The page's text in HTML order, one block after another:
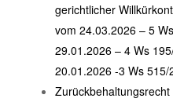
gerichtlicher
vom 24.03.2026 – 5
29.01.2026 – 4 Ws
20.01.2026 -3 Ws 515/